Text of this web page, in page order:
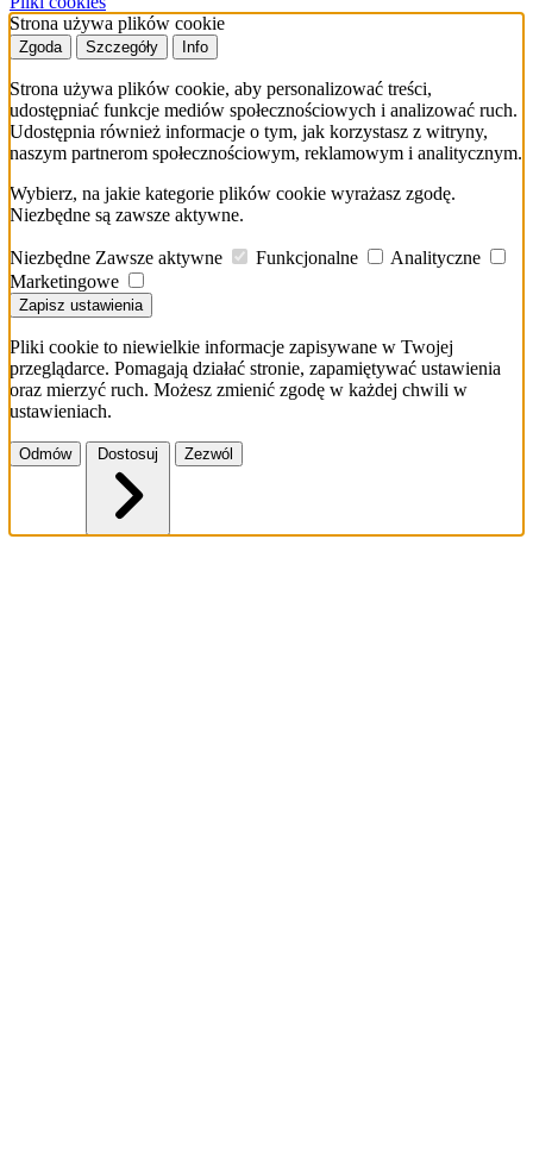
Strona używa plików cookie
Zgoda Szczegóły Info
Strona używa plików cookie, aby personalizować treści,
udostępniać funkcje mediów społecznościowych i analizować ruch.
Udostępnia również informacje o tym, jak korzystasz z witryny,
naszym partnerom społecznościowym, reklamowym i analitycznym.
Wybierz, na jakie kategorie plików cookie wyrażasz zgodę.
Niezbędne są zawsze aktywne.
Niezbędne Zawsze aktywne Funkcjonalne
Analityczne
Marketingowe
Zapisz ustawienia
Pliki cookie to niewielkie informacje zapisywane w Twojej
przeglądarce. Pomagają działać stronie, zapamiętywać ustawienia
oraz mierzyć ruch. Możesz zmienić zgodę w każdej chwili w
ustawieniach.
Odmów Zezwól